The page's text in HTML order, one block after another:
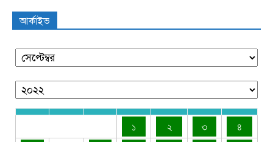
আর্কাইভ
১ ২ ৩
৪